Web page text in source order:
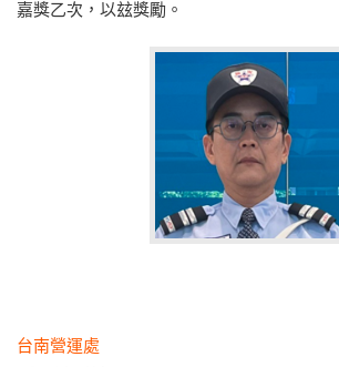
嘉獎乙次，以玆獎勵。
台南營運處